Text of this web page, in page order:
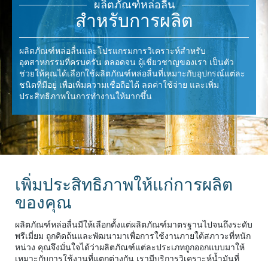
ผลิตภัณฑ์หล่อลื่น
สำหรับการผลิต
ผลิตภัณฑ์หล่อลื่นและโปรแกรมการวิเคราะห์สำหรับ
อุตสาหกรรมที่ครบครัน ตลอดจน ผู้เชี่ยวชาญของเรา เป็นตัว
ช่วยให้คุณได้เลือกใช้ผลิตภัณฑ์หล่อลื่นที่เหมาะกับอุปกรณ์แต่ละ
ชนิดที่มีอยู่ เพื่อเพิ่มความเชื่อถือได้ ลดค่าใช้จ่าย และเพิ่ม
ประสิทธิภาพในการทำงานให้มากขึ้น
เพิ่มประสิทธิภาพให้แก่การผลิต
ของคุณ
ผลิตภัณฑ์หล่อลื่นมีให้เลือกตั้งแต่ผลิตภัณฑ์มาตรฐานไปจนถึงระดับ
พรีเมี่ยม ถูกคิดถ้นและพัฒนามาเพื่อการใช้งานภายใต้สภาวะที่หนัก
หน่วง คุณจึงมั่นใจได้ว่าผลิตภัณฑ์แต่ละประเภทถูกออกแบบมาให้
เหมาะกับการใช้งานที่แตกต่างกัน เรามีบริการวิเคราะห์น้ำมันที่